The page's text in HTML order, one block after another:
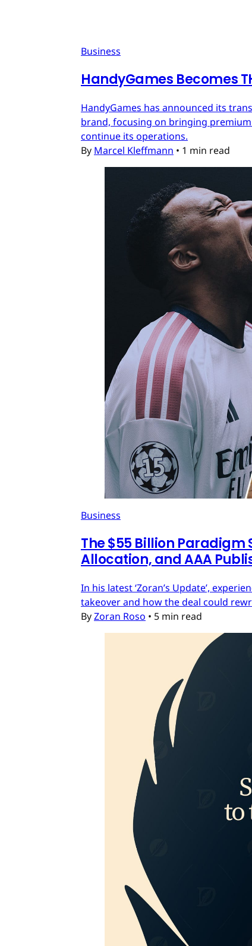
Business
HandyGames Becomes
HandyGames has announced its
brand, focusing on bringing
continue its operations.
By Marcel Kleffmann • 1 min read
Business
The $55 Billion Paradigm
Allocation, and AAA
In his latest ‘Zoran’s Update’,
takeover and how the deal could
ByZoran Roso • 5 min read